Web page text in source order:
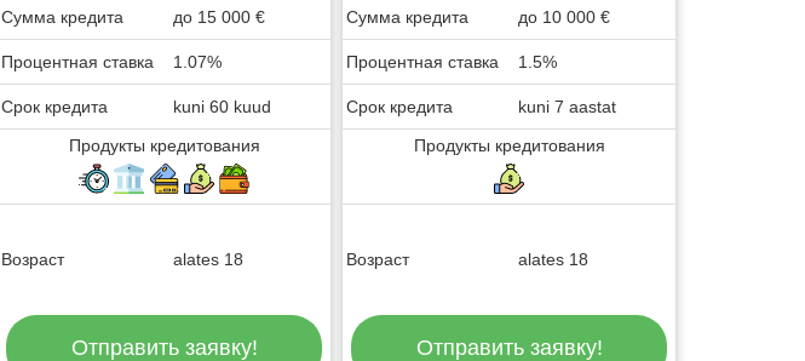
Сумма кредита до 15 000 €
Процентная ставка 1.07%
Срок кредита
kuni 60 kuud
Продукты кредитования
Возраст alates 18
Отправить заявку!
Сумма кредита до 10 000 €
Процентная ставка 1.5%
Срок кредита
kuni 7 aastat
Продукты кредитования
Возраст alates 18
Отправить заявку!